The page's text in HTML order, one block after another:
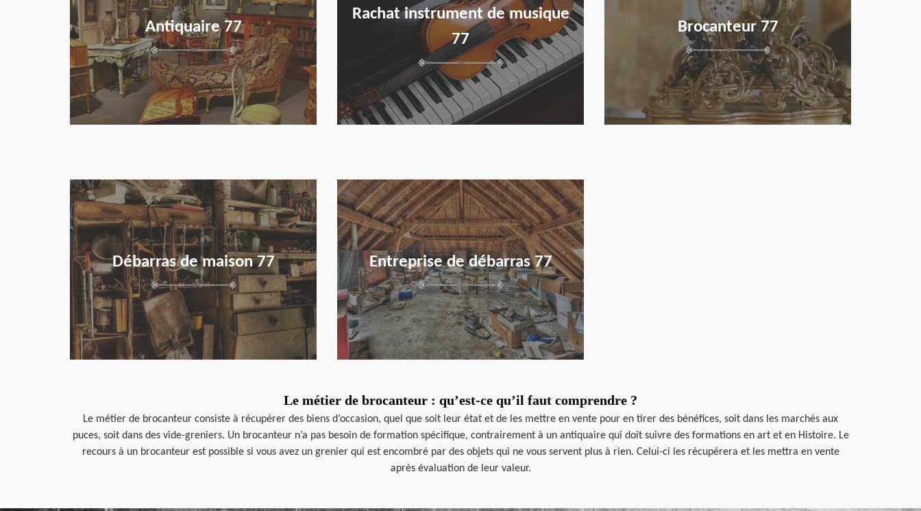
Antiquaire 77
Rachat instrument de musique
77
Brocanteur 77
Débarras de maison 77
en savoir plus
Entreprise de débarras 77
en savoir plus
Le métier de brocanteur : qu’est-ce qu’il faut comprendre ?
Le métier de brocanteur consiste à récupérer des biens d’occasion, quel que soit leur état et de les mettre en vente pour en tirer des bénéfices, soit dans les marchés aux
puces, soit dans des vide-greniers. Un brocanteur n’a pas besoin de formation spécifique, contrairement à un antiquaire qui doit suivre des formations en art et en Histoire. Le
recours à un brocanteur est possible si vous avez un grenier qui est encombré par des objets qui ne vous servent plus à rien. Celui-ci les récupérera et les mettra en vente
après évaluation de leur valeur.